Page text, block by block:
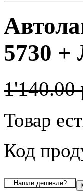
5730 +
1'140.00
Товар
Код